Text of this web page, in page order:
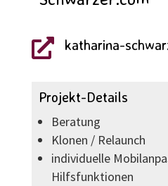
 katharina-
Projekt-Details
Beratung
Klonen / Relaunch
individuelle
Hilfsfunktionen